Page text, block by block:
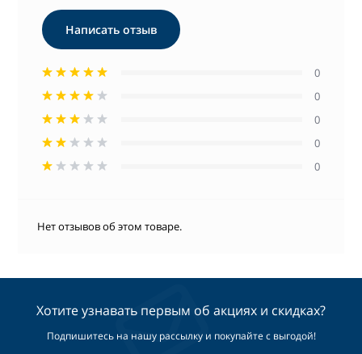
Написать отзыв
0
0
0
0
0
Нет отзывов об этом товаре.
Хотите узнавать первым об акциях и скидках?
Подпишитесь на нашу рассылку и покупайте с выгодой!